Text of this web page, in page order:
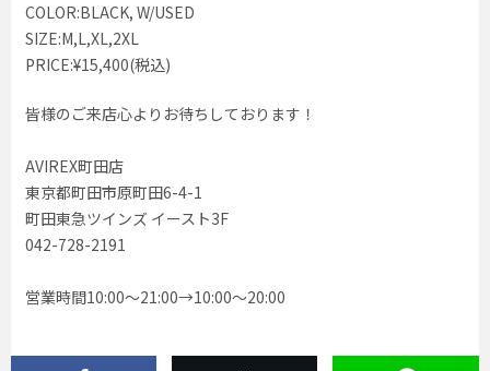
COLOR:BLACK, W/USED
SIZE:M,L,XL,2XL
PRICE:¥15,400(税込)
皆様のご来店心よりお待ちしております！
AVIREX町田店
東京都町田市原町田6-4-1
町田東急ツインズ イースト3F
042-728-2191
営業時間10:00〜21:00→10:00〜20:00